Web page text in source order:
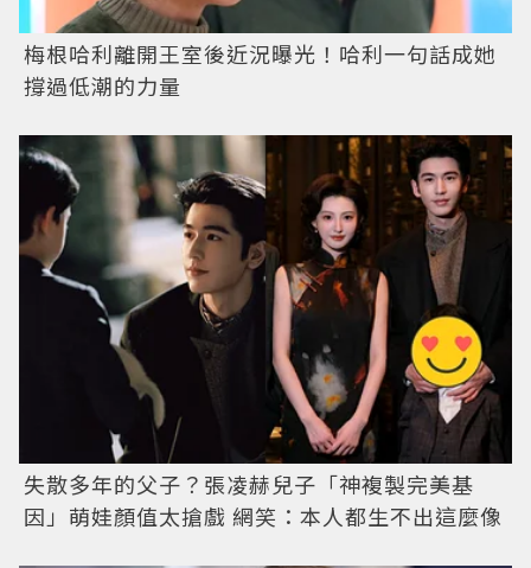
梅根哈利離開王室後近況曝光！哈利一句話成她
撐過低潮的力量
失散多年的父子？張凌赫兒子「神複製完美基
因」萌娃顏值太搶戲 網笑：本人都生不出這麼像